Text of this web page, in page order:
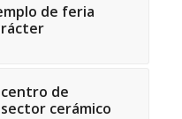
de feria
centro de
cerámico